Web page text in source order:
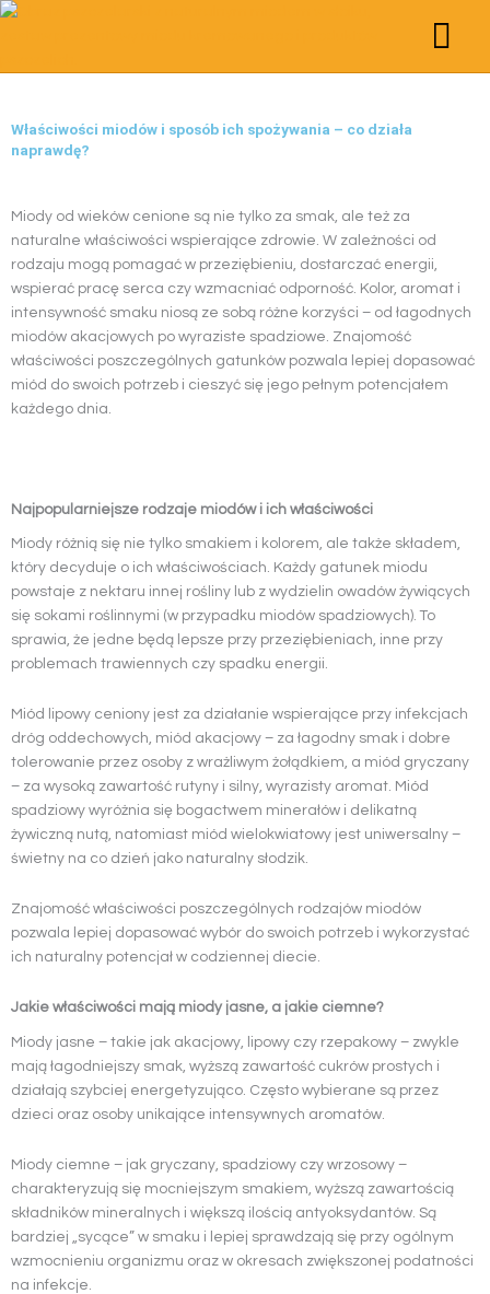
Przejdź
Właściwości miodów i sposób ich spożywania – co działa
naprawdę?
Miody od wieków cenione są nie tylko za smak, ale też za
naturalne właściwości wspierające zdrowie. W zależności od
rodzaju mogą pomagać w przeziębieniu, dostarczać energii,
wspierać pracę serca czy wzmacniać odporność. Kolor, aromat i
intensywność smaku niosą ze sobą różne korzyści – od łagodnych
miodów akacjowych po wyraziste spadziowe. Znajomość
właściwości poszczególnych gatunków pozwala lepiej dopasować
miód do swoich potrzeb i cieszyć się jego pełnym potencjałem
każdego dnia.
Najpopularniejsze rodzaje miodów i ich właściwości
Miody różnią się nie tylko smakiem i kolorem, ale także składem,
który decyduje o ich właściwościach. Każdy gatunek miodu
powstaje z nektaru innej rośliny lub z wydzielin owadów żywiących
się sokami roślinnymi (w przypadku miodów spadziowych). To
sprawia, że jedne będą lepsze przy przeziębieniach, inne przy
problemach trawiennych czy spadku energii.
Miód lipowy ceniony jest za działanie wspierające przy infekcjach
dróg oddechowych, miód akacjowy – za łagodny smak i dobre
tolerowanie przez osoby z wrażliwym żołądkiem, a miód gryczany
– za wysoką zawartość rutyny i silny, wyrazisty aromat. Miód
spadziowy wyróżnia się bogactwem minerałów i delikatną
żywiczną nutą, natomiast miód wielokwiatowy jest uniwersalny –
świetny na co dzień jako naturalny słodzik.
Znajomość właściwości poszczególnych rodzajów miodów
pozwala lepiej dopasować wybór do swoich potrzeb i wykorzystać
ich naturalny potencjał w codziennej diecie.
Jakie właściwości mają miody jasne, a jakie ciemne?
Miody jasne – takie jak akacjowy, lipowy czy rzepakowy – zwykle
mają łagodniejszy smak, wyższą zawartość cukrów prostych i
działają szybciej energetyzująco. Często wybierane są przez
dzieci oraz osoby unikające intensywnych aromatów.
Miody ciemne – jak gryczany, spadziowy czy wrzosowy –
charakteryzują się mocniejszym smakiem, wyższą zawartością
składników mineralnych i większą ilością antyoksydantów. Są
bardziej „sycące” w smaku i lepiej sprawdzają się przy ogólnym
wzmocnieniu organizmu oraz w okresach zwiększonej podatności
na infekcje.